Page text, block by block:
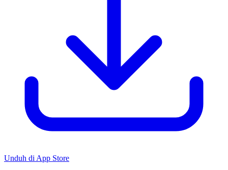
Unduh di App Store